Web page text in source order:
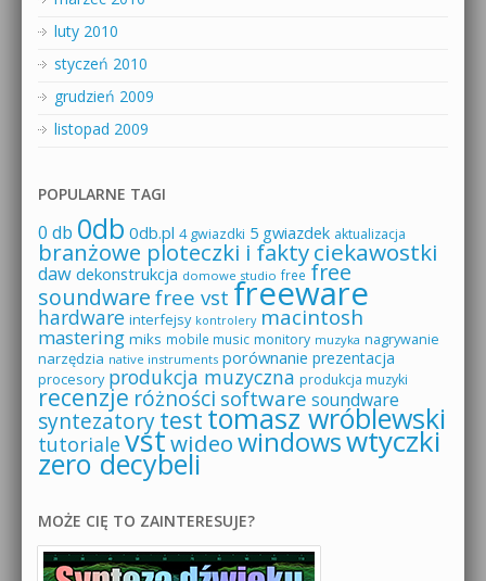
luty 2010
styczeń 2010
grudzień 2009
listopad 2009
POPULARNE TAGI
0 db 0db 0db.pl 4 gwiazdki 5 gwiazdek aktualizacja
branżowe ploteczki i faktyciekawostki
daw dekonstrukcja domowe studio free free
soundware free vst freeware
hardware interfejsy kontrolery macintosh
mastering miks mobile music monitory muzyka nagrywanie
narzędzia native instruments porównanie prezentacja
procesory produkcja muzyczna produkcja muzyki
recenzje różności software soundware
syntezatorytesttomasz wróblewski
tutoriale vstwideowindowswtyczki
zero decybeli
MOŻE CIĘ TO ZAINTERESUJE?